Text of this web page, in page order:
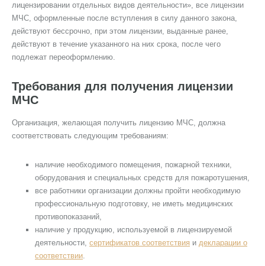
лицензировании отдельных видов деятельности», все лицензии
МЧС, оформленные после вступления в силу данного закона,
действуют бессрочно, при этом лицензии, выданные ранее,
действуют в течение указанного на них срока, после чего
подлежат переоформлению.
Требования для получения лицензии
МЧС
Организация, желающая получить лицензию МЧС, должна
соответствовать следующим требованиям:
наличие необходимого помещения, пожарной техники,
оборудования и специальных средств для пожаротушения,
все работники организации должны пройти необходимую
профессиональную подготовку, не иметь медицинских
противопоказаний,
наличие у продукцию, используемой в лицензируемой
деятельности, сертификатов соответствия и декларации о
соответствии.